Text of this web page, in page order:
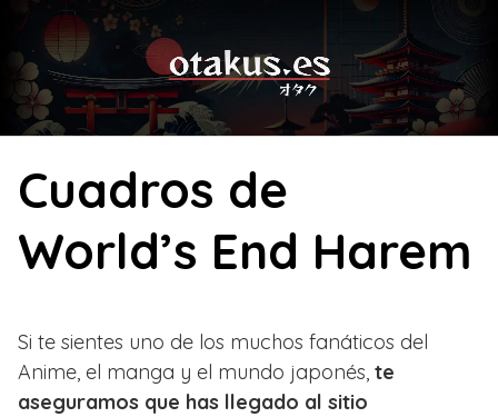
content
Cuadros de
World’s End Harem
Si te sientes uno de los muchos fanáticos del
Anime, el manga y el mundo japonés, te
aseguramos que has llegado al sitio